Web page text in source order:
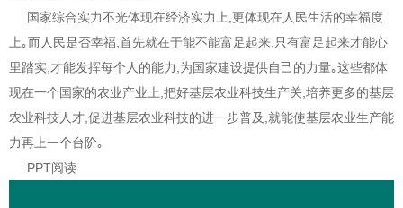
国家综合实力不光体现在经济实力上,更体现在人民生活的幸福度
上｡而人民是否幸福,首先就在于能不能富足起来,只有富足起来才能心
里踏实,才能发挥每个人的能力,为国家建设提供自己的力量｡这些都体
现在一个国家的农业产业上,把好基层农业科技生产关,培养更多的基层
农业科技人才,促进基层农业科技的进一步普及,就能使基层农业生产能
力再上一个台阶｡
PPT阅读